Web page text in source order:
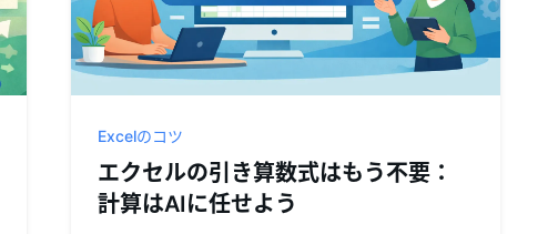
Excelのコツ
エクセルの引き算数式はもう不要：
計算はAIに任せよう